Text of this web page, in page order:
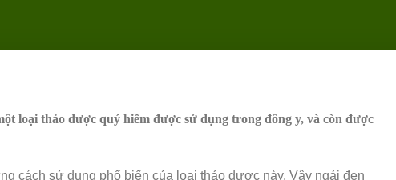
loại thảo dược quý hiếm được sử dụng trong đông y, và còn được
cách sử dụng phổ biến của loại thảo dược này. Vậy ngải đen